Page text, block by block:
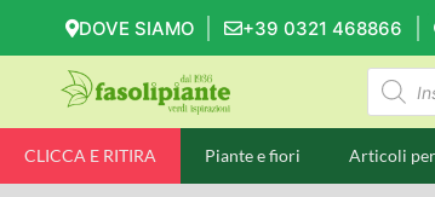
DOVE SIAMO +39 0321 468866
CLICCA E RITIRA Piante e fiori Articoli per